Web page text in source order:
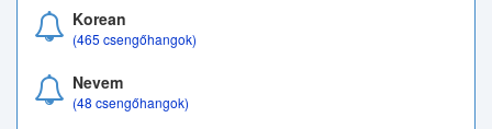
Korean
(465 csengőhangok)
Nevem
(48 csengőhangok)